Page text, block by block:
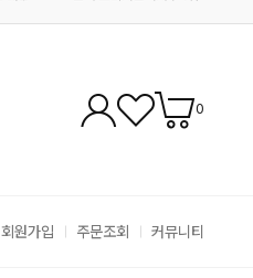
0
회원가입 주문조회 커뮤니티